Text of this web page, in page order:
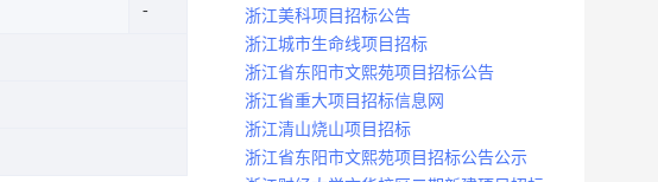
浙江美科项目招标公告
浙江城市生命线项目招标
浙江省东阳市文熙苑项目招标公告
浙江省重大项目招标信息网
浙江清山烧山项目招标
浙江省东阳市文熙苑项目招标公告公示